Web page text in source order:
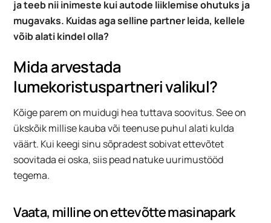
ja teeb nii inimeste kui autode liiklemise ohutuks ja
mugavaks. Kuidas aga selline partner leida, kellele
võib alati kindel olla?
Mida arvestada
lumekoristuspartneri valikul?
Kõige parem on muidugi hea tuttava soovitus. See on
ükskõik millise kauba või teenuse puhul alati kulda
väärt. Kui keegi sinu sõpradest sobivat ettevõtet
soovitada ei oska, siis pead natuke uurimustööd
tegema.
Vaata, milline on ettevõtte masinapark